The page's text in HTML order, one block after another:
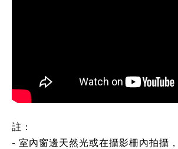
註：
- 室內窗邊天然光或在攝影柵內拍攝